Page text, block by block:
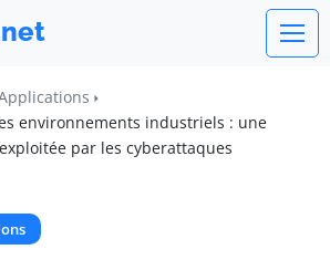
environnements industriels : une
par les cyberattaques